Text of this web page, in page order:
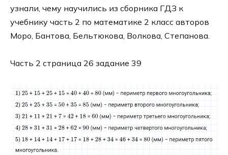
узнали, чему научились из сборника ГДЗ к
учебнику часть 2 по математике 2 класс авторов
Моро, Бантова, Бельтюкова, Волкова, Степанова.
Часть 2 страница 26 задание 39